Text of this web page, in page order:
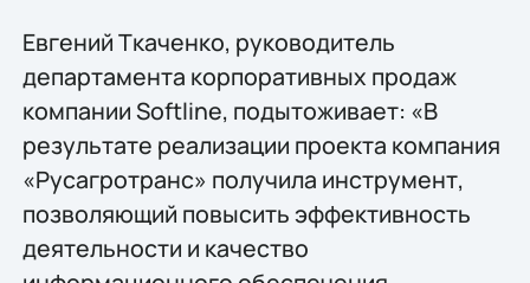
Евгений Ткаченко, руководитель
департамента корпоративных продаж
компании Softline, подытоживает: «В
результате реализации проекта компания
«Русагротранс» получила инструмент,
позволяющий повысить эффективность
деятельности и качество